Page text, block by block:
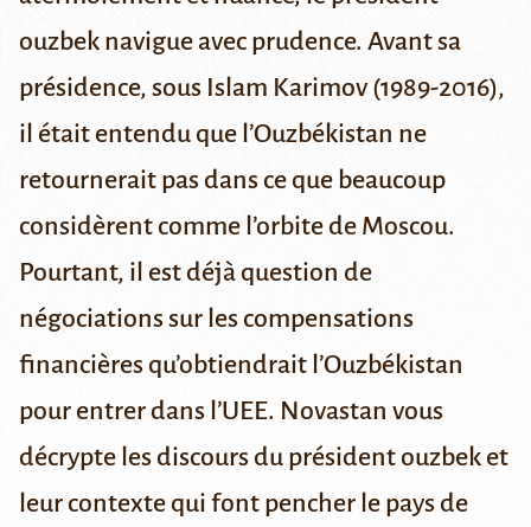
ouzbek navigue avec prudence. Avant sa
présidence, sous Islam Karimov (1989-2016),
il était entendu que l’Ouzbékistan ne
retournerait pas dans ce que beaucoup
considèrent comme l’orbite de Moscou.
Pourtant, il est déjà question de
négociations sur les compensations
financières qu’obtiendrait l’Ouzbékistan
pour entrer dans l’UEE. Novastan vous
décrypte les discours du président ouzbek et
leur contexte qui font pencher le pays de